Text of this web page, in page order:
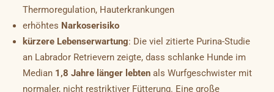
Thermoregulation, Hauterkrankungen
erhöhtes Narkoserisiko
kürzere Lebenserwartung: Die viel zitierte Purina-Studie
an Labrador Retrievern zeigte, dass schlanke Hunde im
Median 1,8 Jahre länger lebten als Wurfgeschwister mit
normaler, nicht restriktiver Fütterung. Eine große